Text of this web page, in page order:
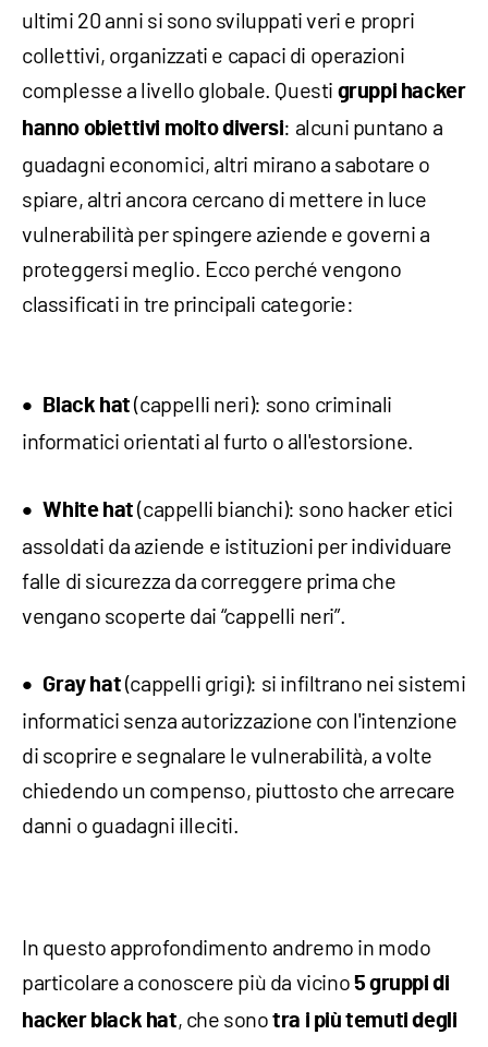
ultimi 20 anni si sono sviluppati veri e propri
collettivi, organizzati e capaci di operazioni
complesse a livello globale. Questi gruppi hacker
hanno obiettivi molto diversi: alcuni puntano a
guadagni economici, altri mirano a sabotare o
spiare, altri ancora cercano di mettere in luce
vulnerabilità per spingere aziende e governi a
proteggersi meglio. Ecco perché vengono
classificati in tre principali categorie:
Black hat(cappelli neri): sono criminali
informatici orientati al furto o all'estorsione.
White hat (cappelli bianchi): sono hacker etici
assoldati da aziende e istituzioni per individuare
falle di sicurezza da correggere prima che
vengano scoperte dai “cappelli neri”.
Gray hat (cappelli grigi): si infiltrano nei sistemi
informatici senza autorizzazione con l'intenzione
di scoprire e segnalare le vulnerabilità, a volte
chiedendo un compenso, piuttosto che arrecare
danni o guadagni illeciti.
In questo approfondimento andremo in modo
particolare a conoscere più da vicino 5 gruppi di
hacker black hat, che sonotra i più temuti degli